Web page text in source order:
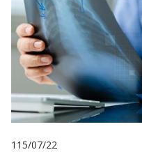
115/07/22